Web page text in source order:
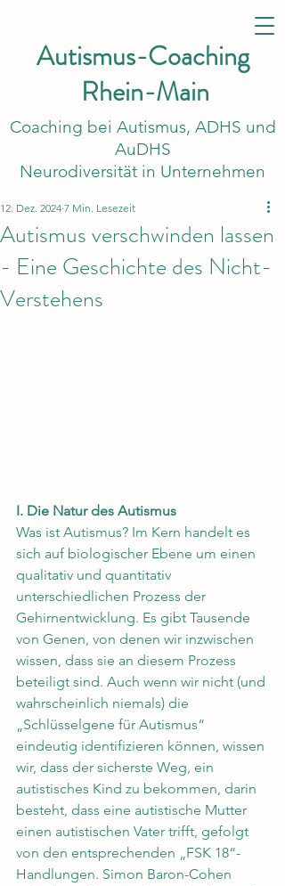
Autismus-Coaching
Rhein-Main
Coaching bei Autismus, ADHS und
AuDHS
Neurodiversität in Unternehmen
Autismus verschwinden lassen
- Eine Geschichte des Nicht-
Verstehens
12. Dez. 2024 7 Min. Lesezeit
I. Die Natur des Autismus
Was ist Autismus? Im Kern handelt es
sich auf biologischer Ebene um einen
qualitativ und quantitativ
unterschiedlichen Prozess der
Gehirnentwicklung. Es gibt Tausende
von Genen, von denen wir inzwischen
wissen, dass sie an diesem Prozess
beteiligt sind. Auch wenn wir nicht (und
wahrscheinlich niemals) die
„Schlüsselgene für Autismus“
eindeutig identifizieren können, wissen
wir, dass der sicherste Weg, ein
autistisches Kind zu bekommen, darin
besteht, dass eine autistische Mutter
einen autistischen Vater trifft, gefolgt
von den entsprechenden „FSK 18“-
Handlungen. Simon Baron-Cohen